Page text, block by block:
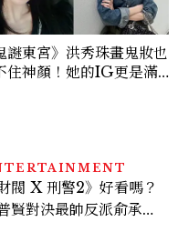
謎東宮》洪秀珠畫鬼妝也
住神顏！她的IG更是滿
閥 X 刑警2》好看嗎？
賢對決最帥反派俞承